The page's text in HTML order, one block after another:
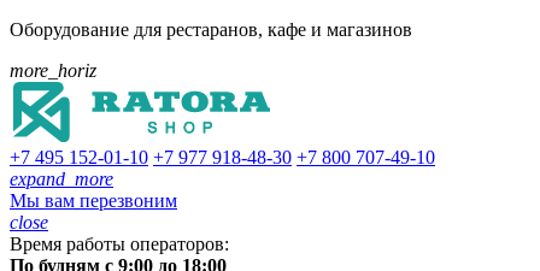
Оборудование для рестаранов, кафе и магазинов
more_horiz
+7 495 152-01-10 +7 977 918-48-30 +7 800 707-49-10
expand_more
Мы вам перезвоним
close
Время работы операторов:
По будням с 9:00 до 18:00